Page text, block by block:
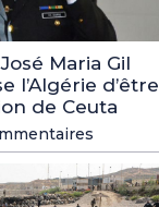
Maria Gil
l’Algérie d’être
de Ceuta